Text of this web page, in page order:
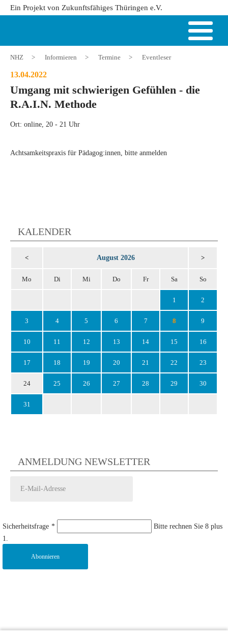
Ein Projekt von Zukunftsfähiges Thüringen e.V.
NHZ > Informieren > Termine > Eventleser
13.04.2022
Umgang mit schwierigen Gefühlen - die
R.A.I.N. Methode
Ort: online, 20 - 21 Uhr
Achtsamkeitspraxis für Pädagog:innen, bitte anmelden
KALENDER
< August 2026 >
Mo Di Mi Do Fr Sa So
1 2
3 4 5 6 7 8 9
10 11 12 13 14 15 16
17 18 19 20 21 22 23
24 25 26 27 28 29 30
31
ANMELDUNG NEWSLETTER
Sicherheitsfrage *
Bitte rechnen Sie 8 plus
1.
Abonnieren